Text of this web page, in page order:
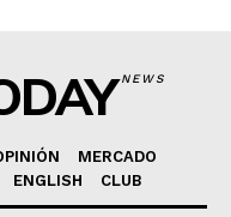
NEWS
MERCADO
ENGLISH CLUB